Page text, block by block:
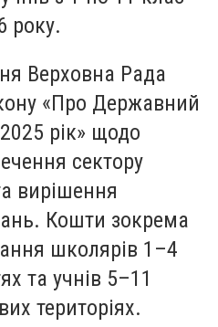
року.
Верховна Рада
«Про Державний
рік» щодо
сектору
вирішення
Кошти зокрема
школярів 1–4
та учнів 5–11
територіях.